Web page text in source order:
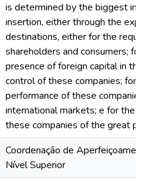
is determined by the biggest
insertion, either through the
destinations, either for the
shareholders and consumers;
presence of foreign capital in
control of these companies; for
performance of these
international markets; e for the
these companies of the great
Coordenação de
Nível Superior